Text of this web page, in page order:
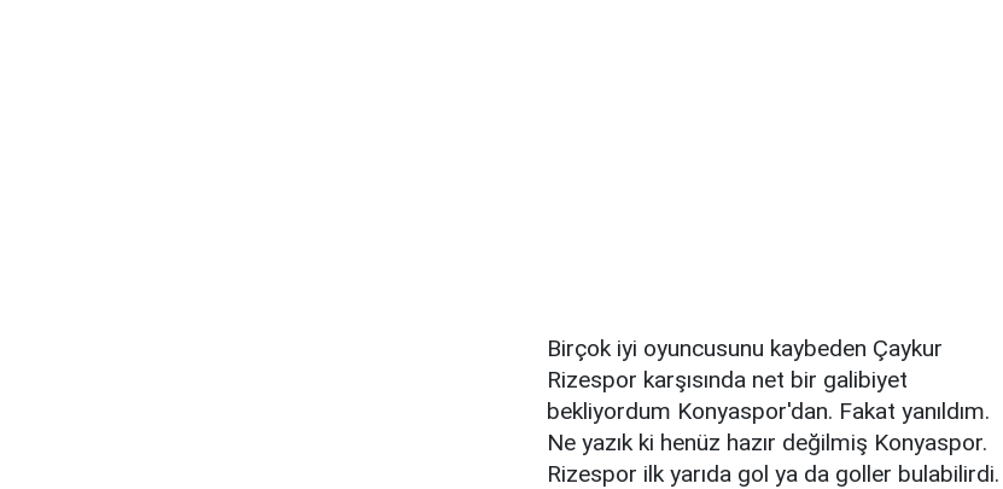
Birçok iyi oyuncusunu kaybeden Çaykur
Rizespor karşısında net bir galibiyet
bekliyordum Konyaspor'dan. Fakat yanıldım.
Ne yazık ki henüz hazır değilmiş Konyaspor.
Rizespor ilk yarıda gol ya da goller bulabilirdi.